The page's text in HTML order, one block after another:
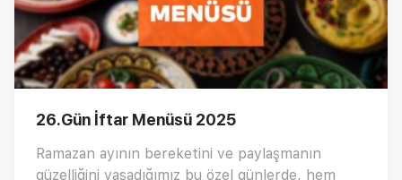
26.Gün İftar Menüsü 2025
Ramazan ayının bereketini ve paylaşmanın
güzelliğini yaşadığımız bu özel günlerde, hem